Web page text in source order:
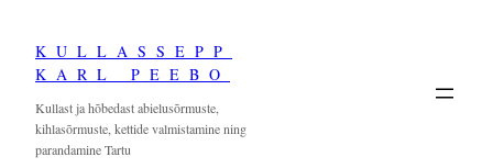
content
KULLASSEPP
KARL PEEBO
Kullast ja hõbedast abielusõrmuste,
kihlasõrmuste, kettide valmistamine ning
parandamine Tartu